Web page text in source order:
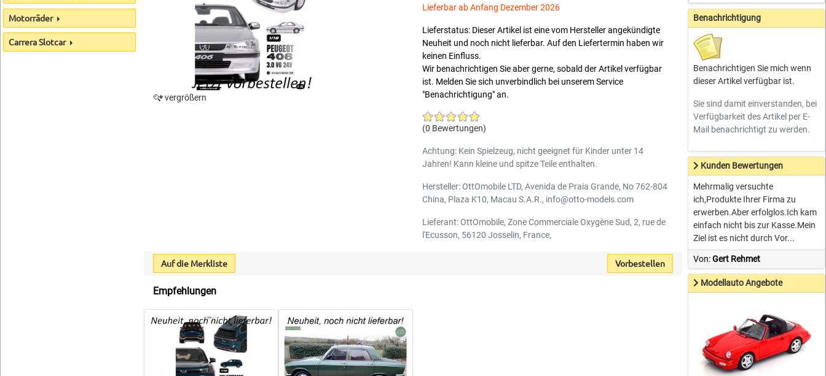
Motorräder
Carrera Slotcar
vergrößern
Lieferbar ab Anfang Dezember 2026
Lieferstatus: Dieser Artikel ist eine vom Hersteller angekündigte
Neuheit und noch nicht lieferbar. Auf den Liefertermin haben wir
keinen Einfluss.
Wir benachrichtigen Sie aber gerne, sobald der Artikel verfügbar
ist. Melden Sie sich unverbindlich bei unserem Service
"Benachrichtigung" an.
(0 Bewertungen)
Achtung: Kein Spielzeug, nicht geeignet für Kinder unter 14
Jahren! Kann kleine und spitze Teile enthalten.
Hersteller: OttOmobile LTD, Avenida de Praia Grande, No 762-804
China, Plaza K10, Macau S.A.R., info@otto-models.com
Lieferant: OttOmobile, Zone Commerciale Oxygène Sud, 2, rue de
l'Ecusson, 56120 Josselin, France,
Auf die Merkliste Vorbestellen
Empfehlungen
Benachrichtigung
Benachrichtigen Sie mich wenn
dieser Artikel verfügbar ist.
Sie sind damit einverstanden, bei
Verfügbarkeit des Artikel per E-
Mail benachrichtigt zu werden.
Kunden Bewertungen
Mehrmalig versuchte
ich,Produkte Ihrer Firma zu
erwerben.Aber erfolglos.Ich kam
einfach nicht bis zur Kasse.Mein
Ziel ist es nicht durch Vor...
Von:Gert Rehmet
Modellauto Angebote